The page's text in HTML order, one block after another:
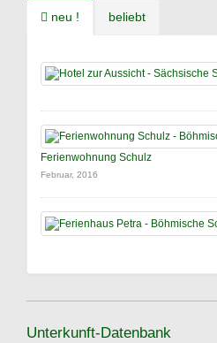
neu ! beliebt
Ferienwohnung Schulz
Februar, 2016
Unterkunft-Datenbank